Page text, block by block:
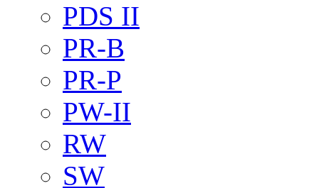
PDS II
PR-B
PR-P
PW-II
RW
SW